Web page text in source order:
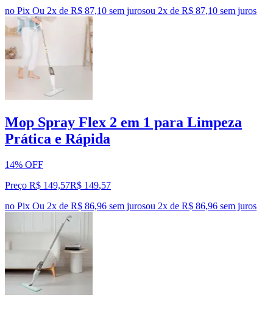
no Pix Ou 2x de R$ 87,10 sem jurosou 2x de R$ 87,10 sem juros
Mop Spray Flex 2 em 1 para Limpeza
Prática e Rápida
14% OFF
Preço R$ 149,57R$ 149,57
no Pix Ou 2x de R$ 86,96 sem jurosou 2x de R$ 86,96 sem juros